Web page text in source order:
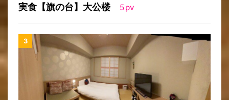
実食【旗の台】大公楼 5pv